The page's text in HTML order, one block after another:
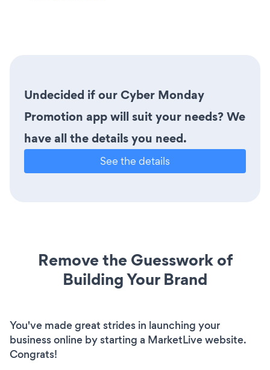
Undecided if our Cyber Monday
Promotion app will suit your needs? We
have all the details you need.
See the details
Remove the Guesswork of
Building Your Brand
You've made great strides in launching your
business online by starting a MarketLive website.
Congrats!